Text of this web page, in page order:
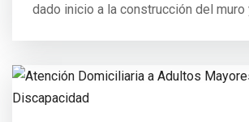
dado inicio a la construcción del muro